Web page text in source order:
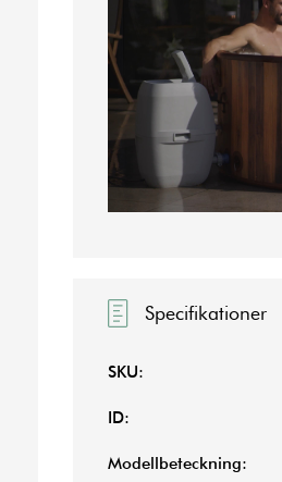
Specifikationer
SKU:
ID:
Modellbeteckning: